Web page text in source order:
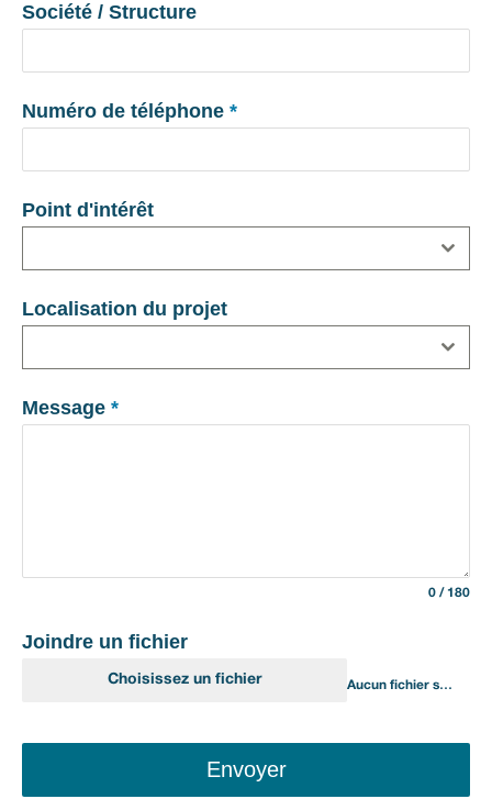
Société / Structure
Numéro de téléphone *
Point d'intérêt
Localisation du projet
Message *
0 / 180
Joindre un fichier
Choisissez un fichier Aucun fichier sélectionné
Envoyer